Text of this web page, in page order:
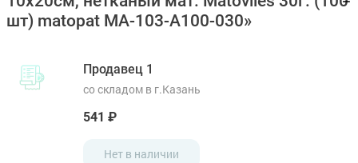
шт) matopat MA-103-A100-030»
Продавец 1
со складом в г.Казань
541 ₽
Нет в наличии